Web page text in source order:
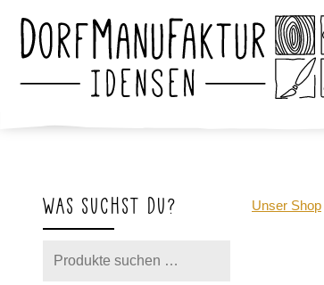
WAS SUCHST DU?
Suchen
Unser Shop